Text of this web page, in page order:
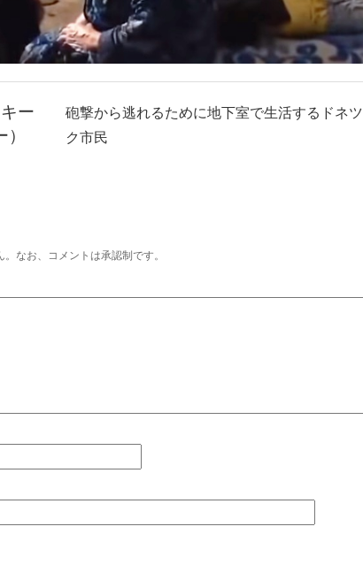
ー
砲撃から逃れるために地下室で生活するドネツ
ク市民
なお、コメントは承認制です。